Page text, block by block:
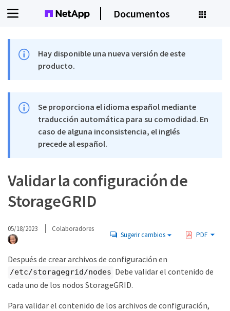
Documentos
Hay disponible una nueva versión de este
producto.
Se proporciona el idioma español mediante
traducción automática para su comodidad. En
caso de alguna inconsistencia, el inglés
precede al español.
Validar la configuración de
StorageGRID
05/18/2023 Colaboradores
Sugerir cambios PDF
Después de crear archivos de configuración en
/etc/storagegrid/nodes Debe validar el contenido de
cada uno de los nodos StorageGRID.
Para validar el contenido de los archivos de configuración,